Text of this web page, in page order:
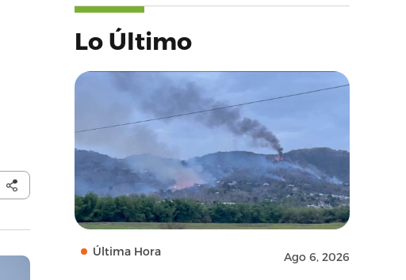
Lo Último
Última Hora Ago 6, 2026